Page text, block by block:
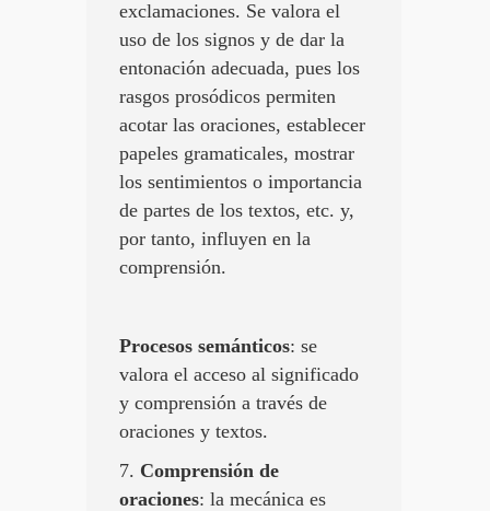
exclamaciones. Se valora el
uso de los signos y de dar la
entonación adecuada, pues los
rasgos prosódicos permiten
acotar las oraciones, establecer
papeles gramaticales, mostrar
los sentimientos o importancia
de partes de los textos, etc. y,
por tanto, influyen en la
comprensión.
Procesos semánticos: se
valora el acceso al significado
y comprensión a través de
oraciones y textos.
7. Comprensión de
oraciones: la mecánica es